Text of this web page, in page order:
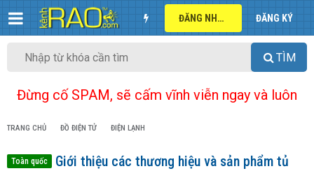
ĐĂNG NHẬP ĐĂNG KÝ
TÌM
Đừng cố SPAM, sẽ cấm vĩnh viễn ngay và luôn
TRANG CHỦ ĐỒ ĐIỆN TỬ ĐIỆN LẠNH
Toàn quốc
Giới thiệu các thương hiệu và sản phẩm tủ